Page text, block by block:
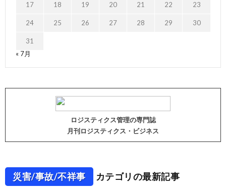
17 18 19 20 21 22 23
24 25 26 27 28 29 30
31
« 7月
ロジスティクス管理の専門誌
月刊ロジスティクス・ビジネス
災害/事故/不祥事 カテゴリの最新記事